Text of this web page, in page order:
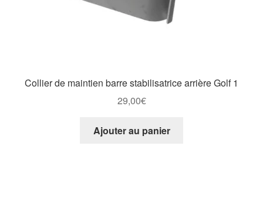
Collier de maintien barre stabilisatrice arrière Golf 1
29,00€
Ajouter au panier